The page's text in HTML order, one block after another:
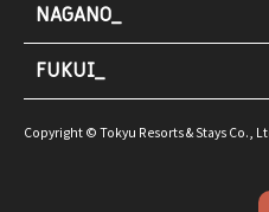
NAGANO_
FUKUI_
Copyright © Tokyu Resorts & Stays Co.,